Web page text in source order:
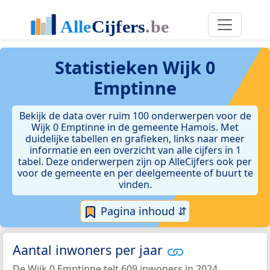
Statistieken Wijk 0
Emptinne
Bekijk de data over ruim 100 onderwerpen voor de
Wijk 0 Emptinne in de gemeente Hamois. Met
duidelijke tabellen en grafieken, links naar meer
informatie en een overzicht van alle cijfers in 1
tabel. Deze onderwerpen zijn op AlleCijfers ook per
voor de gemeente en per deelgemeente of buurt te
vinden.
Pagina inhoud ⇵
Aantal inwoners per jaar